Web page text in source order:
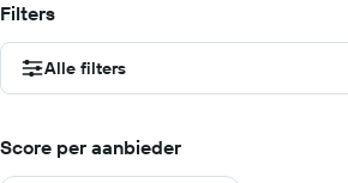
Filters
Alle filters
Score per aanbieder